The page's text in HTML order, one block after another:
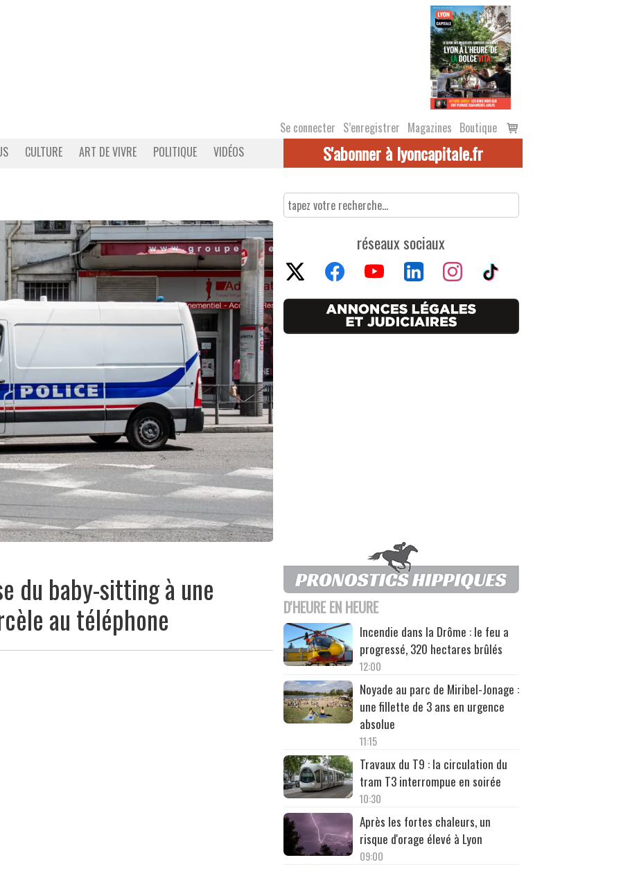
Se connecter S’enregistrer Magazines Boutique
Voir
le
CULTURE ART DE VIVRE POLITIQUE VIDÉOS S'abonner à lyoncapitale.fr
du baby-sitting à une
au téléphone
réseaux sociaux
D'HEURE EN HEURE
Incendie dans la Drôme : le feu a
progressé, 320 hectares brûlés
12:00
Noyade au parc de Miribel-Jonage :
une fillette de 3 ans en urgence
absolue
11:15
Travaux du T9 : la circulation du
tram T3 interrompue en soirée
10:30
Après les fortes chaleurs, un
risque d'orage élevé à Lyon
09:00